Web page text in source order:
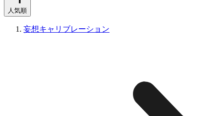
人気順
妄想キャリブレーション